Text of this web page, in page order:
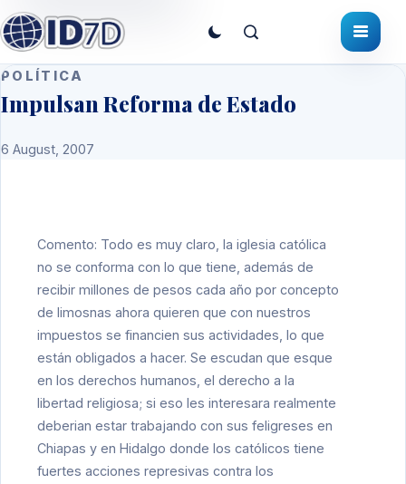
POLÍTICA
Impulsan Reforma de Estado
6 August, 2007
Comento: Todo es muy claro, la iglesia católica
no se conforma con lo que tiene, además de
recibir millones de pesos cada año por concepto
de limosnas ahora quieren que con nuestros
impuestos se financien sus actividades, lo que
están obligados a hacer. Se escudan que esque
en los derechos humanos, el derecho a la
libertad religiosa; si eso les interesara realmente
deberian estar trabajando con sus feligreses en
Chiapas y en Hidalgo donde los católicos tiene
fuertes acciones represivas contra los